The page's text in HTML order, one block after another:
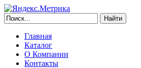
Найти
Главная
Каталог
О Компании
Контакты